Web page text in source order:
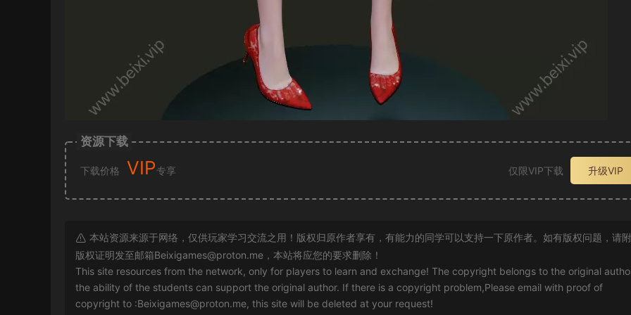
资源下载
下载价格 VIP专享 仅限VIP下载 升级VIP
本站资源来源于网络，仅供玩家学习交流之用！版权归原作者享有，有能力的同学可以支持一下原作者。如有版权问题，请
版权证明发至邮箱Beixigames@proton.me ，本站将应您的要求删除！
This site resources from the network, only for players to learn and exchange! The copyright belongs to the original
the ability of the students can support the original author. If there is a copyright problem,Please email with proof of
copyright to :Beixigames@proton.me, this site will be deleted at your request!